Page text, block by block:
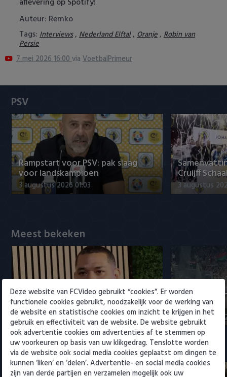
PSV
Roda JC
SC Heerenveen
Vitesse
VVV Venlo
Willem II
Auteur: Remko
Tags: Interviews, Nederland Elftal, Oranje, Robin van
Persie
7 mei 2026 16:00via VoetbalPrimeur
PSV
Rampstart voor PSV: pak slaag
voor landskampioen
3 augustus 2026 01:03
Cruijff
3 augustus
Meest bekeken
Maduro positief over
ontwikkelingen bij Ajax
5 augustus 2026 15:00
- NEC 0-0
5 augustus
Eredivisie
Deze website van FCVideo gebruikt “cookies”. Er worden
functionele cookies gebruikt, noodzakelijk voor de werking van
de website en statistische cookies om inzicht te krijgen in het
gebruik en effectiviteit van de website. De website gebruikt
ook advertentie cookies om advertenties af te stemmen op
uw voorkeuren op basis van uw klikgedrag. Tenslotte worden
via de website ook social media cookies geplaatst om dingen te
kunnen ‘liken’ en ‘delen’. Advertentie- en social media cookies
zijn van derde partijen en verzamelen mogelijk ook uw